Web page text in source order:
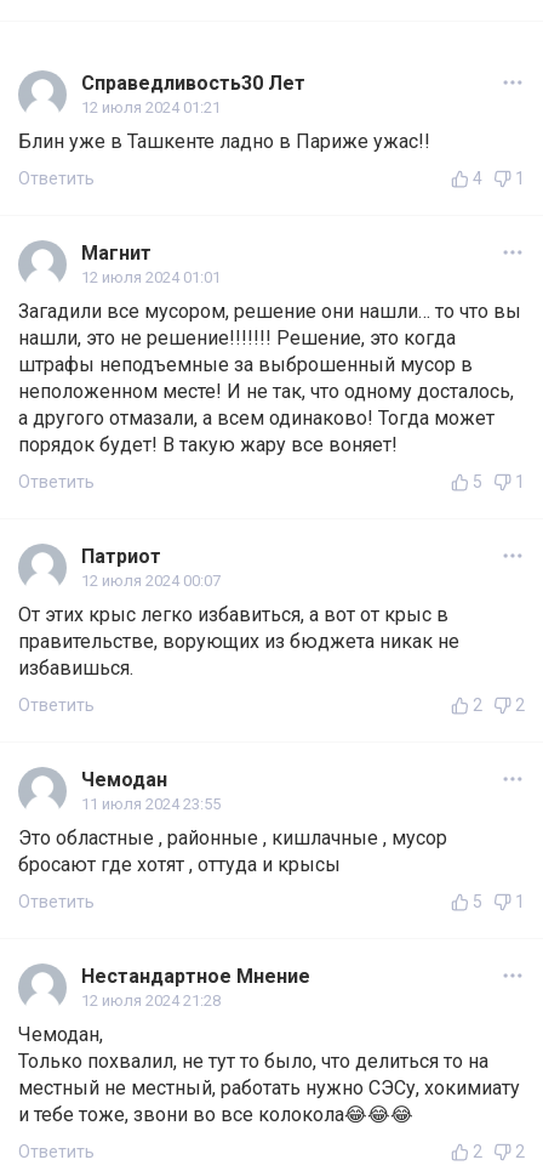
Справедливость30 Лет
12 июля 2024 01:21
Блин уже в Ташкенте ладно в Париже ужас!!
Ответить 4 1
Магнит
12 июля 2024 01:01
Загадили все мусором, решение они нашли… то что вы
нашли, это не решение!!!!!!! Решение, это когда
штрафы неподъемные за выброшенный мусор в
неположенном месте! И не так, что одному досталось,
а другого отмазали, а всем одинаково! Тогда может
порядок будет! В такую жару все воняет!
Ответить 5 1
Патриот
12 июля 2024 00:07
От этих крыс легко избавиться, а вот от крыс в
правительстве, ворующих из бюджета никак не
избавишься.
Ответить 2 2
Чемодан
11 июля 2024 23:55
Это областные , районные , кишлачные , мусор
бросают где хотят , оттуда и крысы
Ответить 5 1
Нестандартное Мнение
12 июля 2024 21:28
Чемодан,
Только похвалил, не тут то было, что делиться то на
местный не местный, работать нужно СЭСу, хокимиату
и тебе тоже, звони во все колокола😂😂😂
Ответить 2 2